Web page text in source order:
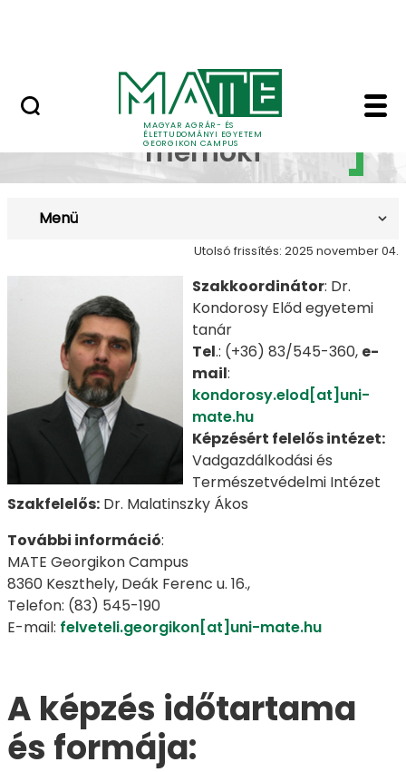
MAGYAR AGRÁR- ÉS
ÉLETTUDOMÁNYI EGYETEM
GEORGIKON CAMPUS
Természetvédelmi
Természetvédelmi
mérnöki
Menü
Utolsó frissítés: 2025 november 04.
Szakkoordinátor: Dr.
Kondorosy Előd egyetemi
tanár
Tel.: (+36) 83/545-360, e-
mail:
kondorosy.elod[at]uni-
mate.hu
Képzésért felelős intézet:
Vadgazdálkodási és
Természetvédelmi Intézet
Szakfelelős: Dr. Malatinszky Ákos
További információ:
MATE Georgikon Campus
8360 Keszthely, Deák Ferenc u. 16.,
Telefon: (83) 545-190
E-mail: felveteli.georgikon[at]uni-mate.hu
A képzés időtartama
és formája: